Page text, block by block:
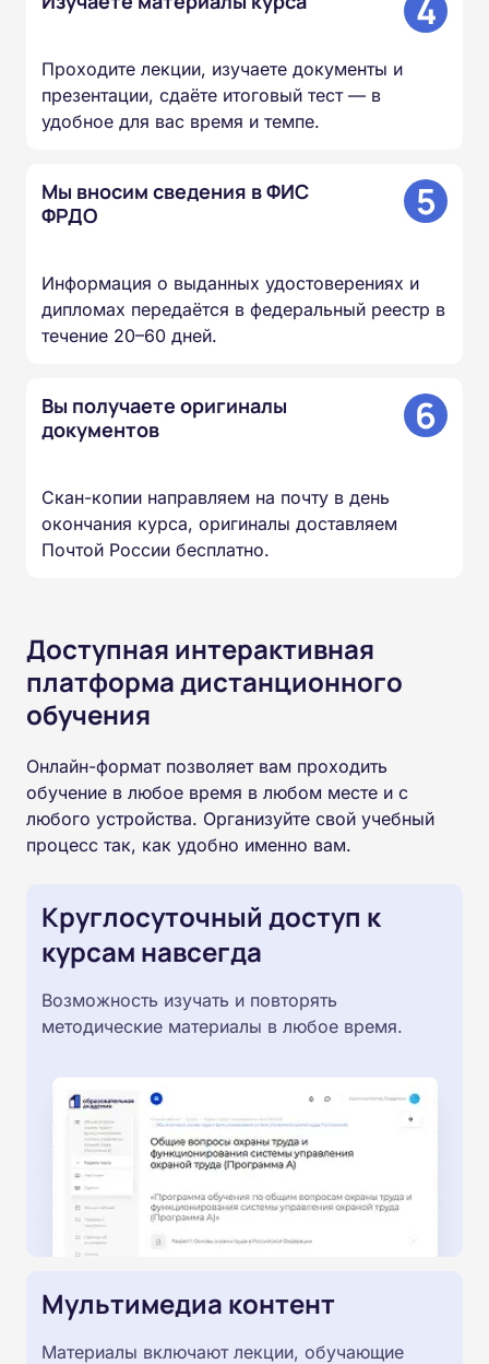
4
Проходите лекции, изучаете документы и
презентации, сдаёте итоговый тест — в
удобное для вас время и темпе.
Мы вносим сведения в ФИС
ФРДО
5
Информация о выданных удостоверениях и
дипломах передаётся в федеральный реестр в
течение 20–60 дней.
Вы получаете оригиналы
документов
6
Скан-копии направляем на почту в день
окончания курса, оригиналы доставляем
Почтой России бесплатно.
Доступная интерактивная
платформа дистанционного
обучения
Онлайн-формат позволяет вам проходить
обучение в любое время в любом месте и с
любого устройства. Организуйте свой учебный
процесс так, как удобно именно вам.
Круглосуточный доступ к
курсам навсегда
Возможность изучать и повторять
методические материалы в любое время.
Мультимедиа контент
Материалы включают лекции, обучающие